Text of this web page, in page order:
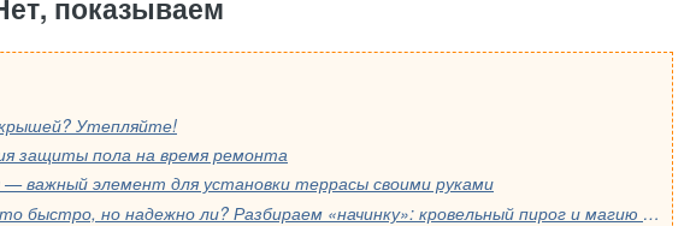
показываем
Утепляйте!
защиты пола на время ремонта
важный элемент для установки террасы своими руками
Модульные дома — это быстро, но надежно ли? Разбираем «начинку»: кровельный пирог и магию мембран